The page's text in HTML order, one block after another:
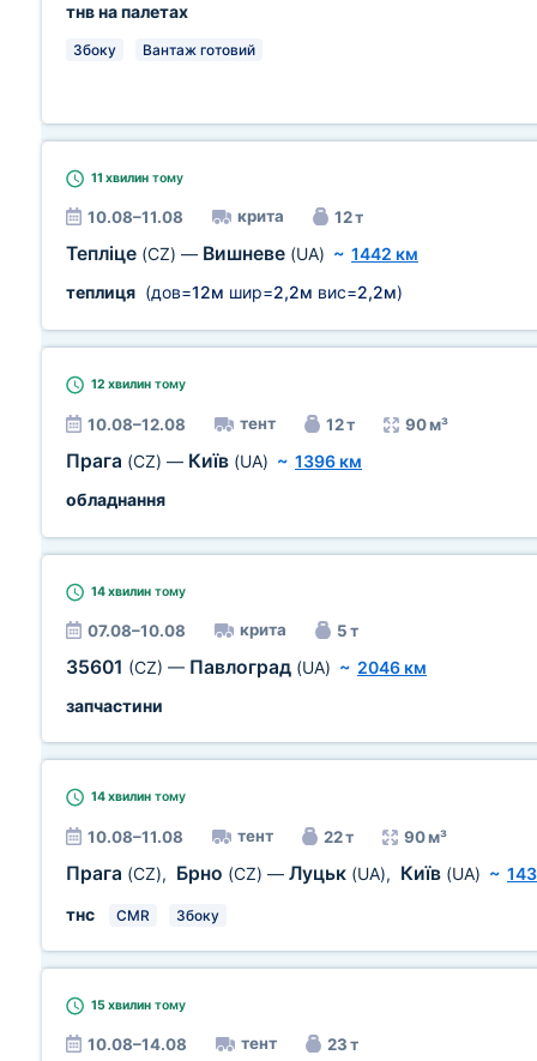
тнв на палетах
Збоку Вантаж готовий
11 хвилин тому
10.08–11.08 крита 12 т
Тепліце (CZ) — Вишневе (UA) ~ 1442 км
теплиця (дов=12м шир=2,2м вис=2,2м)
12 хвилин тому
10.08–12.08 тент 12 т 90 м³
Прага (CZ) — Київ (UA) ~ 1396 км
обладнання
14 хвилин тому
07.08–10.08 крита 5 т
35601 (CZ) — Павлоград (UA) ~ 2046 км
запчастини
14 хвилин тому
10.08–11.08 тент 22 т 90 м³
Прага (CZ), Брно (CZ) — Луцьк (UA), Київ (UA) ~
тнс
CMR Збоку
15 хвилин тому
10.08–14.08 тент 23 т